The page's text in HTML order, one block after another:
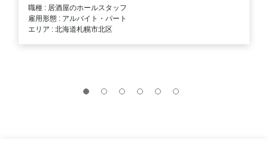
職種 : 居酒屋のホールスタッフ
雇用形態 : アルバイト・パート
エリア : 北海道札幌市北区